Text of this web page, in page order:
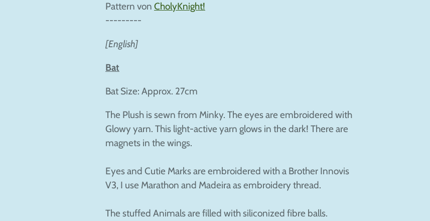
Pattern von CholyKnight!
---------
[English]
Bat
Bat Size: Approx. 27cm
The Plush is sewn from Minky. The eyes are embroidered with
Glowy yarn. This light-active yarn glows in the dark! There are
magnets in the wings.
Eyes and Cutie Marks are embroidered with a Brother Innovis
V3, I use Marathon and Madeira as embroidery thread.
The stuffed Animals are filled with siliconized fibre balls.